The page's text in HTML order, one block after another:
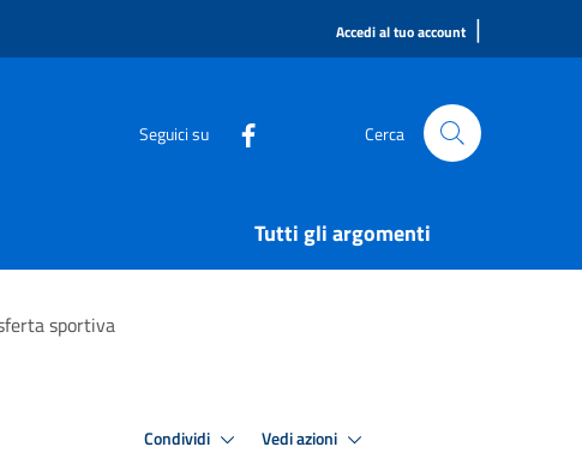
Accedi al tuo account |
Seguici su Cerca
Tutti gli argomenti
sportiva
Condividi Vedi azioni